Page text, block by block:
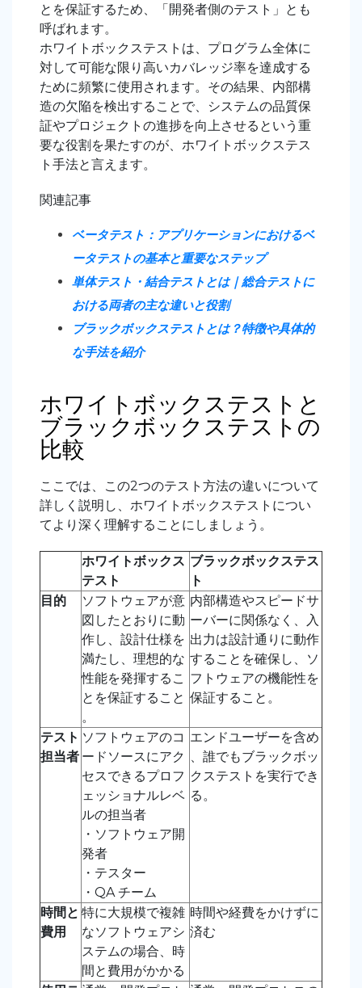
とを保証するため、「開発者側のテスト」とも
呼ばれます。
ホワイトボックステストは、プログラム全体に
対して可能な限り高いカバレッジ率を達成する
ために頻繁に使用されます。その結果、内部構
造の欠陥を検出することで、システムの品質保
証やプロジェクトの進捗を向上させるという重
要な役割を果たすのが、ホワイトボックステス
ト手法と言えます。
関連記事
ベータテスト：アプリケーションにおけるベ
ータテストの基本と重要なステップ
単体テスト・結合テストとは｜総合テストに
おける両者の主な違いと役割
ブラックボックステストとは？特徴や具体的
な手法を紹介
ホワイトボックステストと
ブラックボックステストの
比較
ここでは、この2つのテスト方法の違いについて
詳しく説明し、ホワイトボックステストについ
てより深く理解することにしましょう。
ホワイトボックス
テスト
ブラックボックステス
ト
目的
ソフトウェアが意
図したとおりに動
作し、設計仕様を
満たし、理想的な
性能を発揮するこ
とを保証すること
。
内部構造やスピードサ
ーバーに関係なく、入
出力は設計通りに動作
することを確保し、ソ
フトウェアの機能性を
保証すること。
テスト
担当者
ソフトウェアのコ
ードソースにアク
セスできるプロフ
ェッショナルレベ
ルの担当者
・ソフトウェア開
発者
・テスター
・QA チーム
エンドユーザーを含め
、誰でもブラックボッ
クステストを実行でき
る。
時間と
費用
特に大規模で複雑
なソフトウェアシ
ステムの場合、時
間と費用がかかる
時間や経費をかけずに
済む